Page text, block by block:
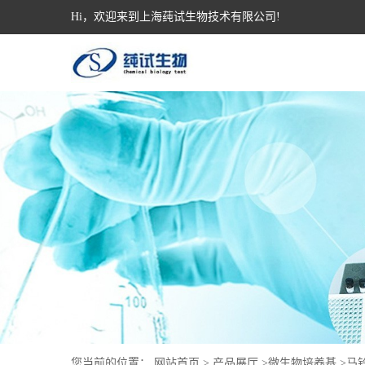
Hi，欢迎来到上海莼试生物技术有限公司!